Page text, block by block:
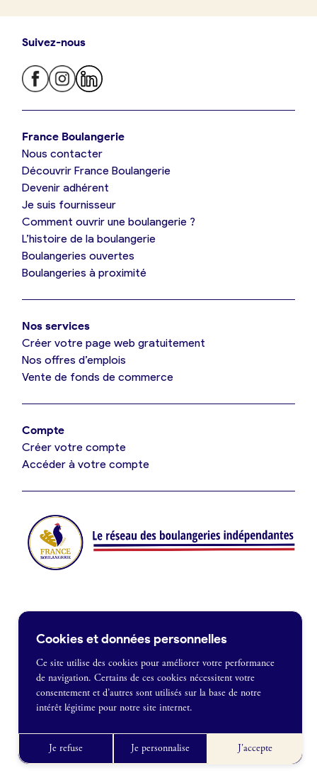
Je trouve ma boulangerie
Je suis boulanger
Je découvre France Boulangerie
Mes tarifs
Je référence ma boulangerie (gratuit)
Offres d’emploi
Je suis fournisseur
Je crée mon compte
France Boulangerie
1 rue Alexandre Fleming
09 86 23 49 09
Non, annuler
Suivez-nous
France Boulangerie
Nous contacter
Découvrir France Boulangerie
Devenir adhérent
Je suis fournisseur
Comment ouvrir une boulangerie ?
L’histoire de la boulangerie
Boulangeries ouvertes
Boulangeries à proximité
Nos services
Créer votre page web gratuitement
Nos offres d’emplois
Vente de fonds de commerce
Compte
Créer votre compte
Accéder à votre compte
Je souhaite être recontacté
CGU
Cookies et données personnelles
Ce site utilise des cookies pour améliorer votre performance
de navigation. Certains de ces cookies nécessitent votre
consentement et d’autres sont utilisés sur la base de notre
intérêt légitime pour notre site internet.
Je refuse Je personnalise J'accepte